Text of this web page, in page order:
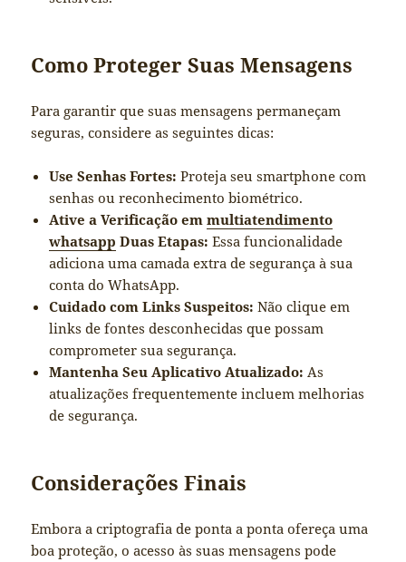
Como Proteger Suas Mensagens
Para garantir que suas mensagens permaneçam
seguras, considere as seguintes dicas:
Use Senhas Fortes: Proteja seu smartphone com
senhas ou reconhecimento biométrico.
Ative a Verificação emmultiatendimento
whatsapp Duas Etapas: Essa funcionalidade
adiciona uma camada extra de segurança à sua
conta do WhatsApp.
Cuidado com Links Suspeitos: Não clique em
links de fontes desconhecidas que possam
comprometer sua segurança.
Mantenha Seu Aplicativo Atualizado: As
atualizações frequentemente incluem melhorias
de segurança.
Considerações Finais
Embora a criptografia de ponta a ponta ofereça uma
boa proteção, o acesso às suas mensagens pode